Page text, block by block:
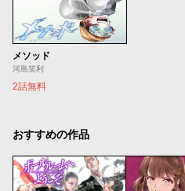
メソッド
河島笑利
2話無料
おすすめの作品